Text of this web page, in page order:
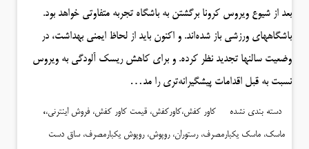
بعد از شیوع ویروس کرونا برگشتن به باشگاه تجربه متفاوتی خواهد بود.
باشگاههای ورزشی باز شده‌اند. و اکنون باید از لحاظ ایمنی بهداشت، در
وضعیت سالنها تجدید نظر کرده. و برای کاهش ریسک آلودگی به ویروس
نسبت به قبل اقدامات پیشگیرانه‌تری را مد…
دسته بندی نشده کاور کفش،کاورکفش، قیمت کاور کفش، فروش اینترنی،،
ماسک، ماسک یکبارمصرف، رستوران، روپوش، روپوش یکبارمصرف، ساق دست